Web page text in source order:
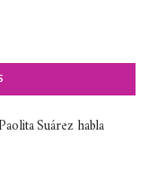
Suárez habla